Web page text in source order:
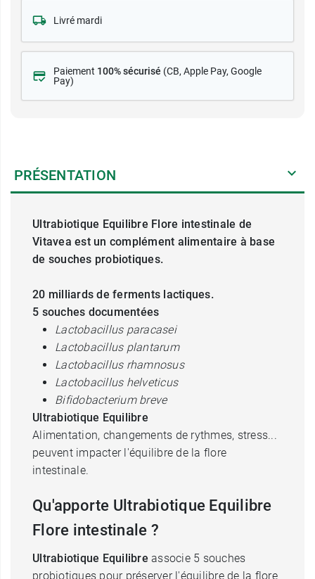
Livré mardi
Paiement 100% sécurisé (CB, Apple Pay, Google
Pay)
PRÉSENTATION
Ultrabiotique Equilibre Flore intestinale de
Vitavea est un complément alimentaire à base
de souches probiotiques.
20 milliards de ferments lactiques.
5 souches documentées
Lactobacillus paracasei
Lactobacillus plantarum
Lactobacillus rhamnosus
Lactobacillus helveticus
Bifidobacterium breve
Ultrabiotique Equilibre
Alimentation, changements de rythmes, stress...
peuvent impacter l'équilibre de la flore
intestinale.
Qu'apporte Ultrabiotique Equilibre
Flore intestinale ?
Ultrabiotique Equilibre associe 5 souches
probiotiques pour préserver l'équilibre de la flore